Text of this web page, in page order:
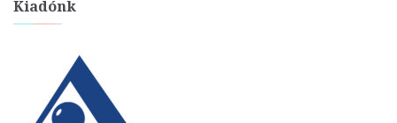
Kiadónk